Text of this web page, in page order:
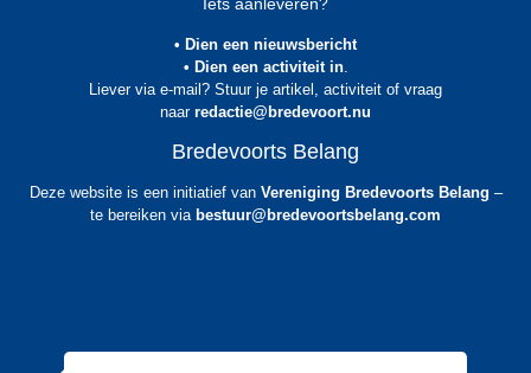
• Dien een nieuwsbericht
• Dien een activiteit in.
Liever via e-mail? Stuur je artikel, activiteit of vraag
naar redactie@bredevoort.nu
Bredevoorts Belang
Deze website is een initiatief van Vereniging Bredevoorts Belang –
te bereiken via bestuur@bredevoortsbelang.com